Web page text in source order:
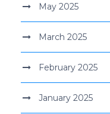
May 2025
March 2025
February 2025
January 2025